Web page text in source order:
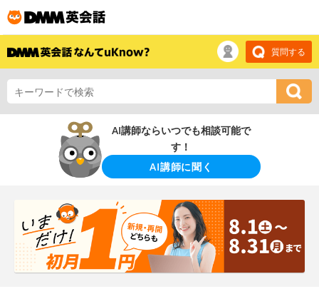
質問する
AI講師ならいつでも相談可能で
す！
AI講師に聞く